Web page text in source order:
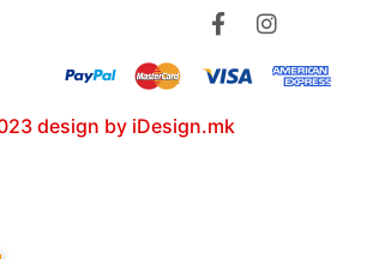
design by iDesign.mk